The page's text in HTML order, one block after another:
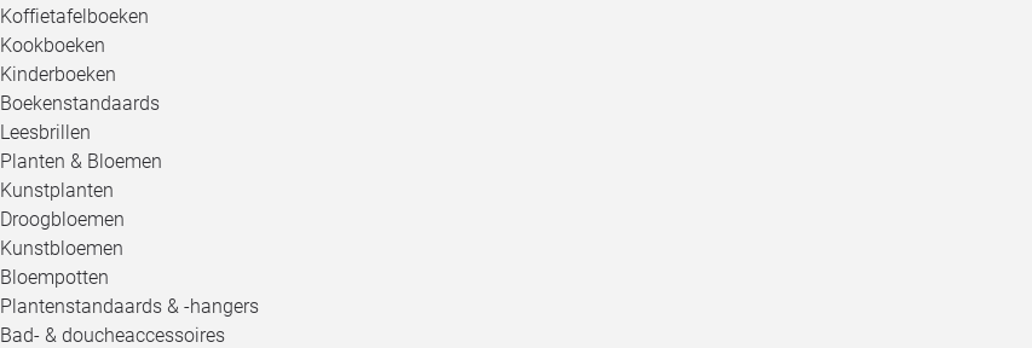
Koffietafelboeken
Kookboeken
Kinderboeken
Boekenstandaards
Leesbrillen
Planten & Bloemen
Kunstplanten
Droogbloemen
Kunstbloemen
Bloempotten
Plantenstandaards & -hangers
Bad- & doucheaccessoires